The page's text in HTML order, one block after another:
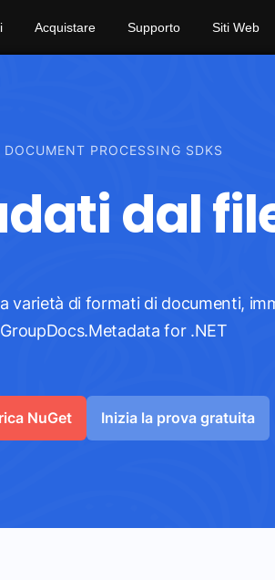
Acquistare Supporto Siti Web
DOCUMENT PROCESSING SDKS
dal
varietà di formati di documenti,
GroupDocs.Metadata for .NET
NuGet Inizia la prova gratuita